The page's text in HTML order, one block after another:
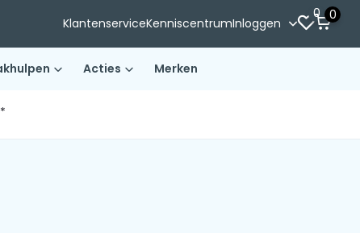
KlantenserviceKenniscentrumInloggen
0 0
Acties Merken